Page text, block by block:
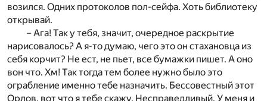
возился. Одних протоколов пол-сейфа. Хоть библиотеку
открывай.
– Ага! Так у тебя, значит, очередное раскрытие
нарисовалось? А я-то думаю, чего это он стахановца из
себя корчит? Не ест, не пьет, все бумажки пишет. А оно
вон что. Хм! Так тогда тем более нужно было это
ограбление именно тебе назначить. Бессовестный этот
Орлов, вот что я тебе скажу. Несправедливый. У меня и